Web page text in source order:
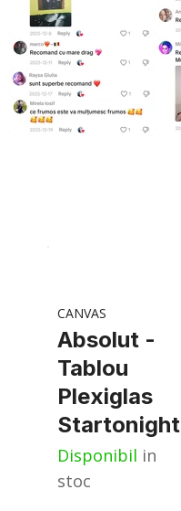
CANVAS
Absolut -
Tablou
Plexiglas
Startonight
Disponibil in
stoc